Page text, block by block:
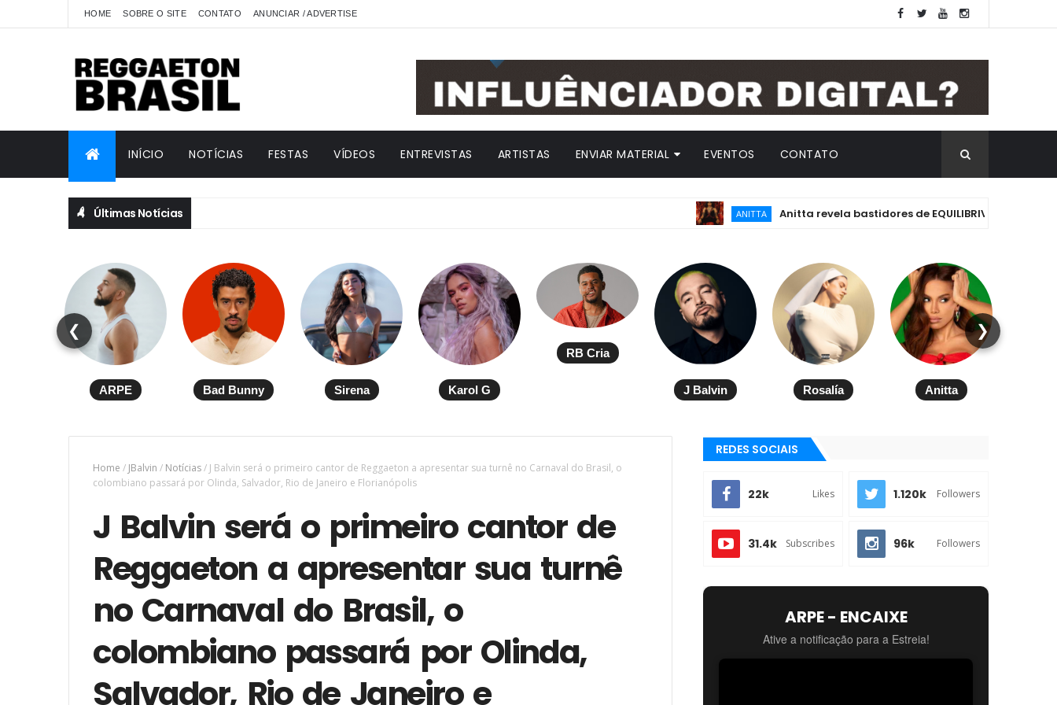
HOME SOBRE O SITE CONTATO ANUNCIAR / ADVERTISE
INÍCIO NOTÍCIAS FESTAS VÍDEOS ENTREVISTAS ARTISTAS ENVIAR MATERIAL EVENTOS CONTATO
Últimas Notícias ANITTA Anitta revela bastidores de EQUILIBRIVM: emoção,
❮
ARPE Bad Bunny Sirena Karol G
RB Cria
J Balvin Rosalía Anitta
❯
Home / JBalvin / Notícias/ J Balvin será o primeiro cantor de Reggaeton a apresentar sua turnê no Carnaval do Brasil, o
colombiano passará por Olinda, Salvador, Rio de Janeiro e Florianópolis
J Balvin será o primeiro cantor de
Reggaeton a apresentar sua turnê
no Carnaval do Brasil, o
colombiano passará por Olinda,
Salvador, Rio de Janeiro e
REDES SOCIAIS
22k Likes 1.120k Followers
31.4k Subscribes 96k Followers
ARPE - ENCAIXE
Ative a notificação para a Estreia!